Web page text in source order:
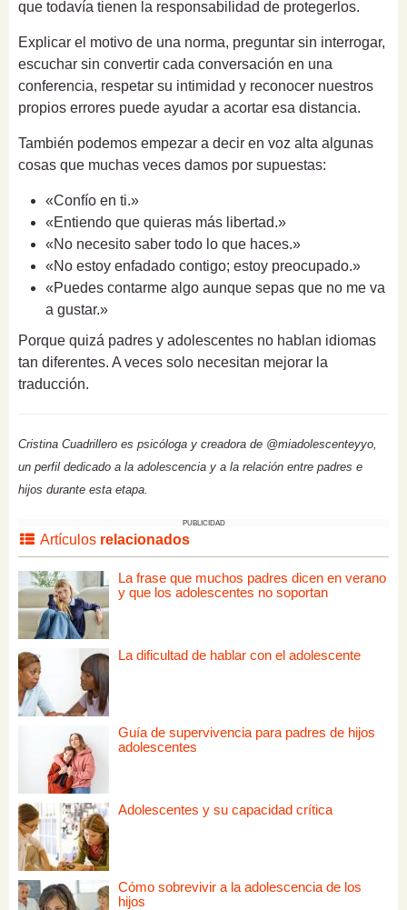
que todavía tienen la responsabilidad de protegerlos.
Explicar el motivo de una norma, preguntar sin interrogar,
escuchar sin convertir cada conversación en una
conferencia, respetar su intimidad y reconocer nuestros
propios errores puede ayudar a acortar esa distancia.
También podemos empezar a decir en voz alta algunas
cosas que muchas veces damos por supuestas:
«Confío en ti.»
«Entiendo que quieras más libertad.»
«No necesito saber todo lo que haces.»
«No estoy enfadado contigo; estoy preocupado.»
«Puedes contarme algo aunque sepas que no me va
a gustar.»
Porque quizá padres y adolescentes no hablan idiomas
tan diferentes. A veces solo necesitan mejorar la
traducción.
Cristina Cuadrillero es psicóloga y creadora de @miadolescenteyyo,
un perfil dedicado a la adolescencia y a la relación entre padres e
hijos durante esta etapa.
PUBLICIDAD
Artículos relacionados
La frase que muchos padres dicen en verano
y que los adolescentes no soportan
La dificultad de hablar con el adolescente
Guía de supervivencia para padres de hijos
adolescentes
Adolescentes y su capacidad crítica
Cómo sobrevivir a la adolescencia de los
hijos